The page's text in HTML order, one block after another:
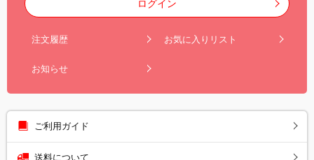
ログイン
注文履歴 お気に入りリスト
お知らせ
ご利用ガイド
送料について